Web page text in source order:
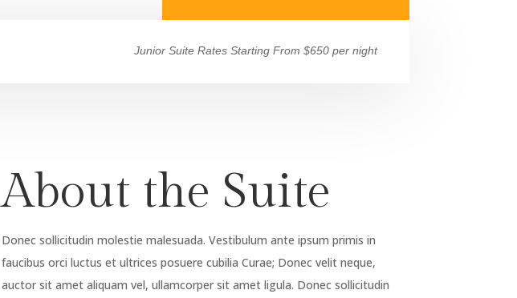
Junior Suite Rates Starting From $650 per night
About the Suite
Donec sollicitudin molestie malesuada. Vestibulum ante ipsum primis in
faucibus orci luctus et ultrices posuere cubilia Curae; Donec velit neque,
auctor sit amet aliquam vel, ullamcorper sit amet ligula. Donec sollicitudin